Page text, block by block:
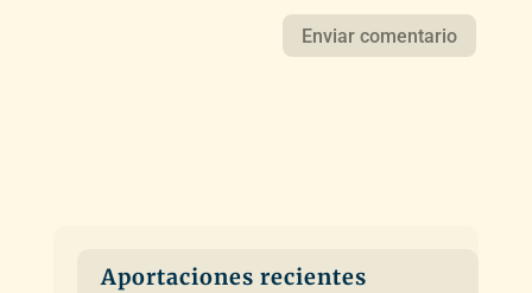
Aportaciones recientes